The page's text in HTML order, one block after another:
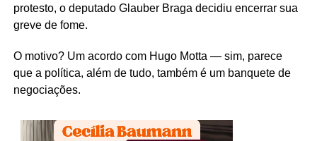
protesto, o deputado Glauber Braga decidiu encerrar sua
greve de fome.
O motivo? Um acordo com Hugo Motta — sim, parece
que a política, além de tudo, também é um banquete de
negociações.